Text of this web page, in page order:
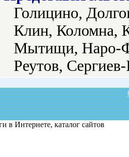
Голицино,
Клин, Коломна,
Мытищи, Наро-
Реутов,
в Интернете, каталог сайтов